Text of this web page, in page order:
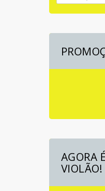
AGORA
VIOLÃO!